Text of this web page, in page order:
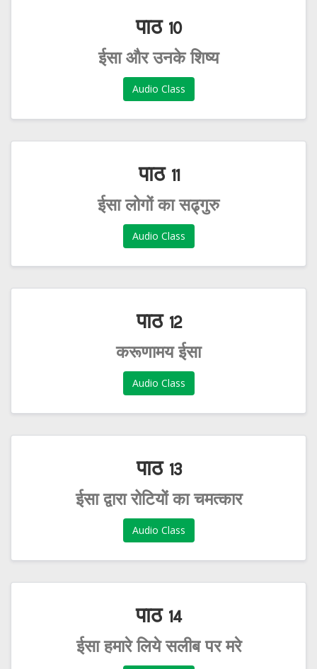
पाठ 10
ईसा और उनके शिष्य
Audio Class
पाठ 11
ईसा लोगों का सढ्गुरु
Audio Class
पाठ 12
करूणामय ईसा
Audio Class
पाठ 13
ईसा द्वारा रोटियों का चमत्कार
Audio Class
पाठ 14
ईसा हमारे लिये सलीब पर मरे